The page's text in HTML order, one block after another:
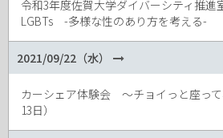
令和3年度佐賀大学ダイバーシティ推進
LGBTs -多様な性のあり方を考える-
2021/09/22（水）
カーシェア体験会 ～チョイっと座っ
13日）